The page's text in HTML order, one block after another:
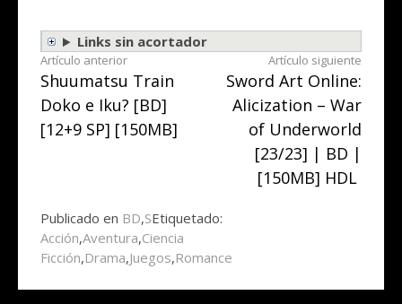
Links sin acortador
Seguir
leyendo
Artículo anterior
Shuumatsu Train
Doko e Iku? [BD]
[12+9 SP] [150MB]
Artículo siguiente
Sword Art Online:
Alicization – War
of Underworld
[23/23] | BD |
[150MB] HDL
Publicado en BD,SEtiquetado:
Acción,Aventura,Ciencia
Ficción,Drama,Juegos,Romance